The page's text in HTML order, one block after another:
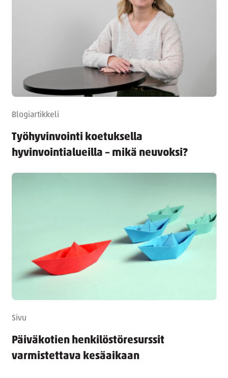
Blogiartikkeli
Työhyvinvointi koetuksella
hyvinvointialueilla – mikä neuvoksi?
Sivu
Päiväkotien henkilöstöresurssit
varmistettava kesäaikaan